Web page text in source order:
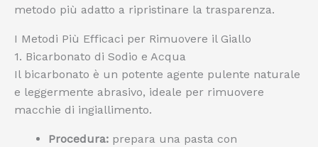
metodo più adatto a ripristinare la trasparenza.
I Metodi Più Efficaci per Rimuovere il Giallo
1. Bicarbonato di Sodio e Acqua
Il bicarbonato è un potente agente pulente naturale
e leggermente abrasivo, ideale per rimuovere
macchie di ingiallimento.
Procedura: prepara una pasta con